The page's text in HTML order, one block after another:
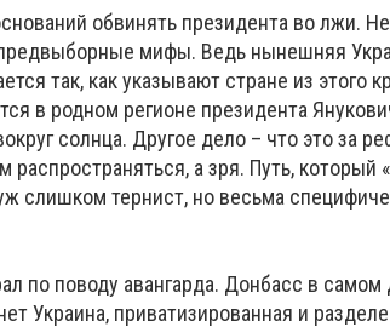
обвинять президента во лжи.
мифы. Ведь нынешняя
так, как указывают стране из
в родном регионе президента
солнца. Другое дело – что это за
распространяться, а зря. Путь, который
слишком тернист, но весьма
по поводу авангарда. Донбасс в
Украина, приватизированная и